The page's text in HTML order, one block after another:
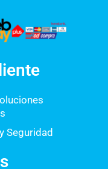
Seguridad